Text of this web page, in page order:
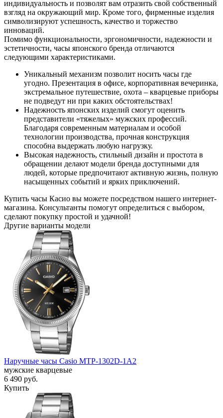
индивидуальность и позволят вам отразить свой собственный
взгляд на окружающий мир. Кроме того, фирменные изделия
символизируют успешность, качество и торжество
инноваций.
Помимо функциональности, эргономичности, надежности и
эстетичности, часы японского бренда отличаются
следующими характеристиками.
Уникальный механизм позволит носить часы где
угодно. Презентация в офисе, корпоративная вечеринка,
экстремальное путешествие, охота – кварцевые приборы
не подведут ни при каких обстоятельствах!
Надежность японских изделий смогут оценить
представители «тяжелых» мужских профессий.
Благодаря современным материалам и особой
технологии производства, прочная конструкция
способна выдержать любую нагрузку.
Высокая надежность, стильный дизайн и простота в
обращении делают модели бренда доступными для
людей, которые предпочитают активную жизнь, полную
насыщенных событий и ярких приключений.
Купить часы Касио вы можете посредством нашего интернет-
магазина. Консультанты помогут определиться с выбором,
сделают покупку простой и удачной!
Другие варианты модели
Наручные часы Casio MTP-1302D-1A2
мужские кварцевые
6 490 руб.
Купить